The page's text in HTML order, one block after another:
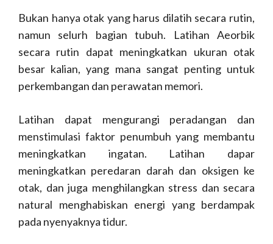
Bukan hanya otak yang harus dilatih secara rutin,
namun selurh bagian tubuh. Latihan Aeorbik
secara rutin dapat meningkatkan ukuran otak
besar kalian, yang mana sangat penting untuk
perkembangan dan perawatan memori.
Latihan dapat mengurangi peradangan dan
menstimulasi faktor penumbuh yang membantu
meningkatkan ingatan. Latihan dapar
meningkatkan peredaran darah dan oksigen ke
otak, dan juga menghilangkan stress dan secara
natural menghabiskan energi yang berdampak
pada nyenyaknya tidur.